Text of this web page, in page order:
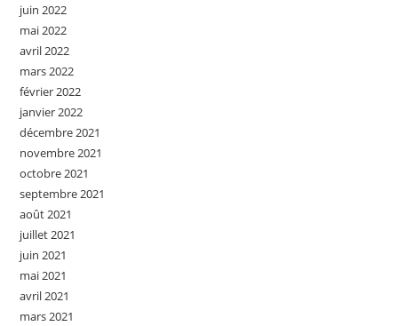
juin 2022
mai 2022
avril 2022
mars 2022
février 2022
janvier 2022
décembre 2021
novembre 2021
octobre 2021
septembre 2021
août 2021
juillet 2021
juin 2021
mai 2021
avril 2021
mars 2021